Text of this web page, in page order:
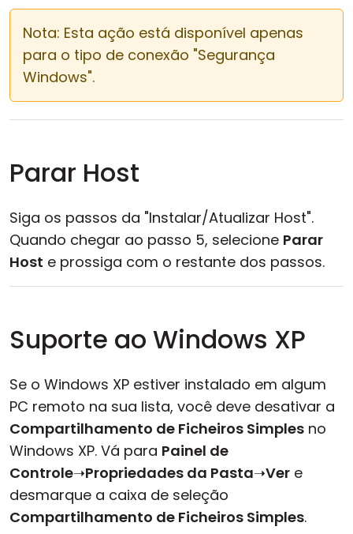
Nota: Esta ação está disponível apenas
para o tipo de conexão "Segurança
Windows".
Parar Host
Siga os passos da "Instalar/Atualizar Host".
Quando chegar ao passo 5, selecione Parar
Host e prossiga com o restante dos passos.
Suporte ao Windows XP
Se o Windows XP estiver instalado em algum
PC remoto na sua lista, você deve desativar a
Compartilhamento de Ficheiros Simples no
Windows XP. Vá para Painel de
Controle➝Propriedades da Pasta➝Ver e
desmarque a caixa de seleção
Compartilhamento de Ficheiros Simples.